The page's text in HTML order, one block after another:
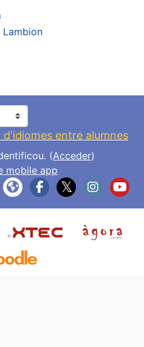
Lambion
entre alumnes
(Acceder)
mobile app